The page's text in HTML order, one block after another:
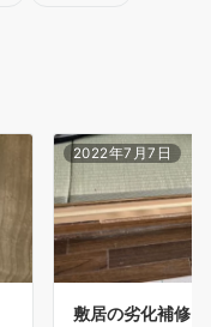
2022年7月7日
敷居の劣化補修